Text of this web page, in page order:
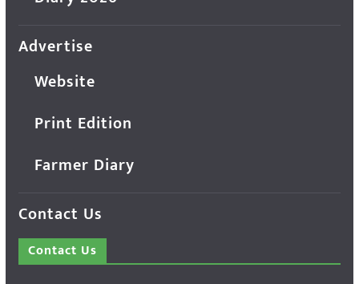
Advertise
Website
Print Edition
Farmer Diary
Contact Us
Contact Us